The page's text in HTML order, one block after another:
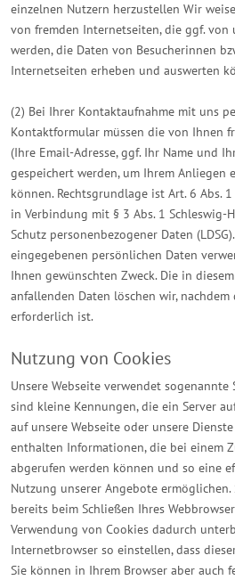
einzelnen Nutzern herzustellen Wir
von fremden Internetseiten, die ggf. von
werden, die Daten von Besucherinnen
Internetseiten erheben und auswerten
(2) Bei Ihrer Kontaktaufnahme mit uns
Kontaktformular müssen die von Ihnen
(Ihre Email-Adresse, ggf. Ihr Name und
gespeichert werden, um Ihrem Anliegen
können. Rechtsgrundlage ist Art. 6 Abs. 1
in Verbindung mit § 3 Abs. 1 Schleswig-
Schutz personenbezogener Daten
eingegebenen persönlichen Daten
Ihnen gewünschten Zweck. Die in
anfallenden Daten löschen wir,
erforderlich ist.
Nutzung von Cookies
Unsere Webseite verwendet sogenannte
sind kleine Kennungen, die ein Server
auf unsere Webseite oder unsere
enthalten Informationen, die bei einem
abgerufen werden können und so eine
Nutzung unserer Angebote ermöglichen.
bereits beim Schließen Ihres
Verwendung von Cookies dadurch
Internetbrowser so einstellen, dass
Sie können in Ihrem Browser aber auch